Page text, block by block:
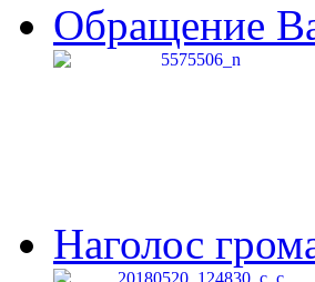
Обращение
Наголос